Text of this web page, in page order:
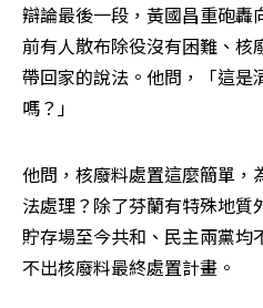
辯論最後一段，黃國昌重砲轟
前有人散布除役沒有困難、核
帶回家的說法。他問，「這是
嗎？」
他問，核廢料處置這麼簡單，
法處理？除了芬蘭有特殊地質
貯存場至今共和、民主兩黨均
不出核廢料最終處置計畫。